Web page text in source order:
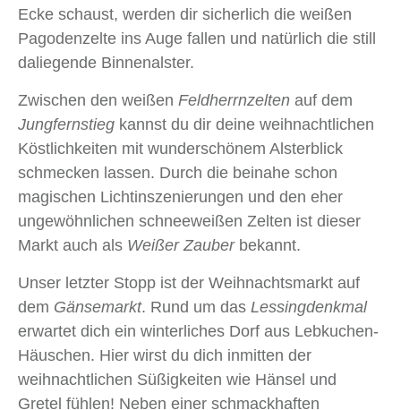
Ecke schaust, werden dir sicherlich die weißen
Pagodenzelte ins Auge fallen und natürlich die still
daliegende Binnenalster.
Zwischen den weißen Feldherrnzelten auf dem
Jungfernstieg kannst du dir deine weihnachtlichen
Köstlichkeiten mit wunderschönem Alsterblick
schmecken lassen. Durch die beinahe schon
magischen Lichtinszenierungen und den eher
ungewöhnlichen schneeweißen Zelten ist dieser
Markt auch als Weißer Zauberbekannt.
Unser letzter Stopp ist der Weihnachtsmarkt auf
dem Gänsemarkt. Rund um das Lessingdenkmal
erwartet dich ein winterliches Dorf aus Lebkuchen-
Häuschen. Hier wirst du dich inmitten der
weihnachtlichen Süßigkeiten wie Hänsel und
Gretel fühlen! Neben einer schmackhaften